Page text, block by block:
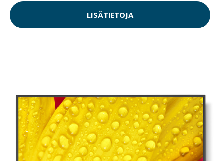
LISÄTIETOJA